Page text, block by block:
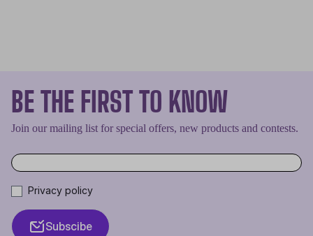
BE THE FIRST TO KNOW
Join our mailing list for special offers, new products and contests.
Privacy policy
Subscibe